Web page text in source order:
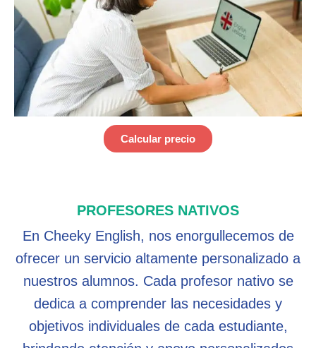
Calcular precio
PROFESORES NATIVOS
En Cheeky English, nos enorgullecemos de
ofrecer un servicio altamente personalizado a
nuestros alumnos. Cada profesor nativo se
dedica a comprender las necesidades y
objetivos individuales de cada estudiante,